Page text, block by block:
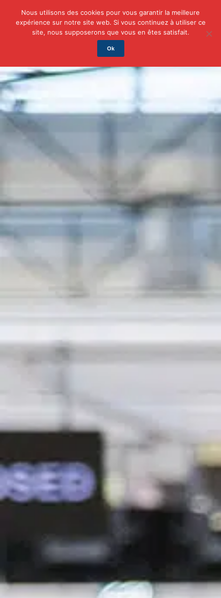
Auto/Moto Business Famille Finance
Nous utilisons des cookies pour vous garantir la meilleure
expérience sur notre site web. Si vous continuez à utiliser ce
site, nous supposerons que vous en êtes satisfait.
Ok